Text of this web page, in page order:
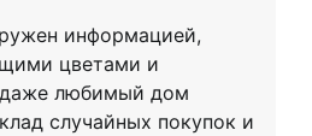
информацией,
цветами и
любимый дом
случайных покупок и